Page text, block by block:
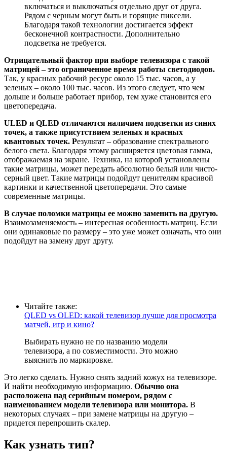
включаться и выключаться отдельно друг от друга.
Рядом с черным могут быть и горящие пиксели.
Благодаря такой технологии достигается эффект
бесконечной контрастности. Дополнительно
подсветка не требуется.
Отрицательный фактор при выборе телевизора с такой
матрицей – это ограниченное время работы светодиодов.
Так, у красных рабочий ресурс около 15 тыс. часов, а у
зеленых – около 100 тыс. часов. Из этого следует, что чем
дольше и больше работает прибор, тем хуже становится его
цветопередача.
ULED и QLED отличаются наличием подсветки из синих
точек, а также присутствием зеленых и красных
квантовых точек. Результат – образование спектрального
белого света. Благодаря этому расширяется цветовая гамма,
отображаемая на экране. Техника, на которой установлены
такие матрицы, может передать абсолютно белый или чисто-
серный цвет. Такие матрицы подойдут ценителям красивой
картинки и качественной цветопередачи. Это самые
современные матрицы.
В случае поломки матрицы ее можно заменить на другую.
Взаимозаменяемость – интересная особенность матриц. Если
они одинаковые по размеру – это уже может означать, что они
подойдут на замену друг другу.
Читайте также:
QLED vs OLED: какой телевизор лучше для просмотра
матчей, игр и кино?
Выбирать нужно не по названию модели
телевизора, а по совместимости. Это можно
выяснить по маркировке.
Это легко сделать. Нужно снять задний кожух на телевизоре.
И найти необходимую информацию. Обычно она
расположена над серийным номером, рядом с
наименованием модели телевизора или монитора. В
некоторых случаях – при замене матрицы на другую –
придется перепрошить скалер.
Как узнать тип?